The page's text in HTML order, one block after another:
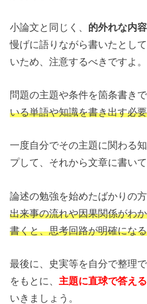
小論文と同じく、 的外れな内容
慢げに語りながら書いたとし
いため、注意するべきですよ。
問題の主題や条件を箇条書き
いる単語や知識を書き出す必
一度自分でその主題に関わる
プして、それから文章に書い
論述の勉強を始めたばかりの
出来事の流れや因果関係がわ
書くと、思考回路が明確にな
最後に、史実等を自分で整理
をもとに、 主題に直球で答え
いきましょう。